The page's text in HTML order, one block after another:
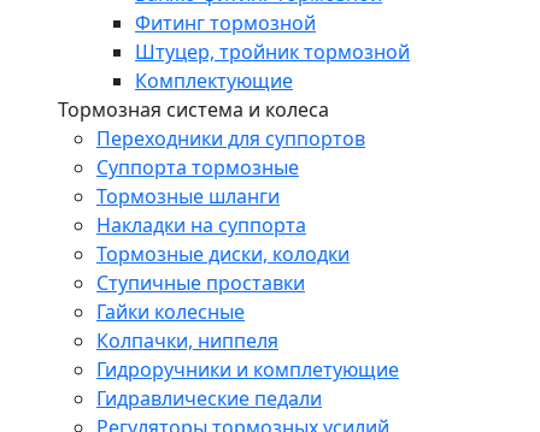
Фитинг тормозной
Штуцер, тройник тормозной
Комплектующие
Тормозная система и колеса
Переходники для суппортов
Суппорта тормозные
Тормозные шланги
Накладки на суппорта
Тормозные диски, колодки
Ступичные проставки
Гайки колесные
Колпачки, ниппеля
Гидроручники и комплетующие
Гидравлические педали